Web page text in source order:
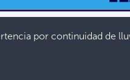
por continuidad de